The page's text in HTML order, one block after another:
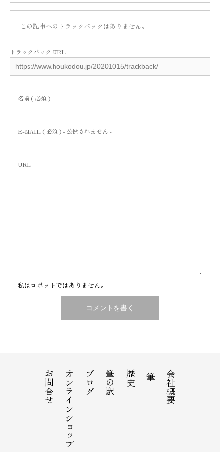
この記事へのトラックバックはありません。
トラックバック URL
名前 ( 必須 )
E-MAIL ( 必須 ) - 公開されません -
URL
私はロボットではありません。
会社概要
筆
歴史
筆の駅
ブログ
オンラインショップ
お問合せ